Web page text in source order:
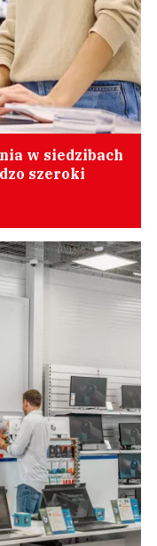
w siedzibach
szeroki